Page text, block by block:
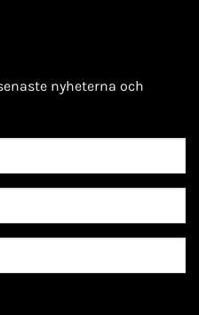
nyheterna och